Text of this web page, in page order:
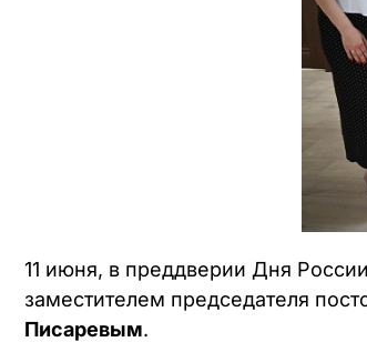
11 июня, в преддверии Дня
заместителем председателя
Писаревым.